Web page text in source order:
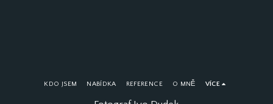
KDO JSEM NABÍDKA REFERENCE O MNĚ VÍCE